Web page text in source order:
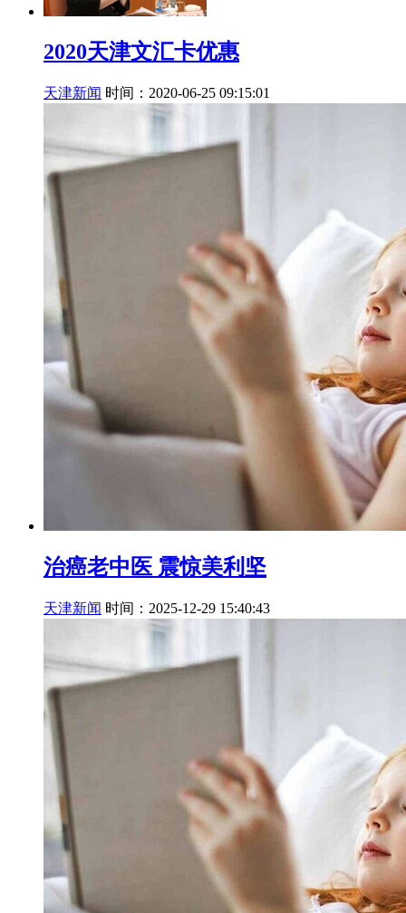
2020天津文汇卡优惠
天津新闻 时间：2020-06-25 09:15:01
治癌老中医 震惊美利坚
天津新闻 时间：2025-12-29 15:40:43